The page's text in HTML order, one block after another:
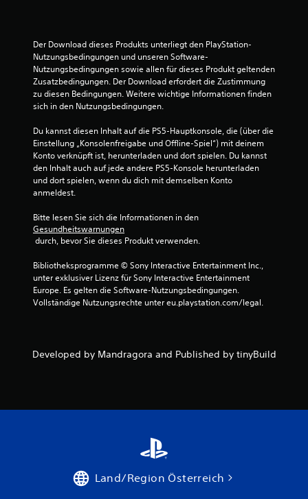
e
w
u
g
n
Der Download dieses Produkts unterliegt den PlayStation-
Nutzungsbedingungen und unseren Software-
Nutzungsbedingungen sowie allen für dieses Produkt geltenden
Zusatzbedingungen. Der Download erfordert die Zustimmung
zu diesen Bedingungen. Weitere wichtige Informationen finden
sich in den Nutzungsbedingungen.
Du kannst diesen Inhalt auf die PS5-Hauptkonsole, die (über die
Einstellung „Konsolenfreigabe und Offline-Spiel“) mit deinem
Konto verknüpft ist, herunterladen und dort spielen. Du kannst
den Inhalt auch auf jede andere PS5-Konsole herunterladen
und dort spielen, wenn du dich mit demselben Konto
anmeldest.
Bitte lesen Sie sich die Informationen in den
Gesundheitswarnungen
durch, bevor Sie dieses Produkt verwenden.
Bibliotheksprogramme © Sony Interactive Entertainment Inc.,
unter exklusiver Lizenz für Sony Interactive Entertainment
Europe. Es gelten die Software-Nutzungsbedingungen.
Vollständige Nutzungsrechte unter eu.playstation.com/legal.
Developed by Mandragora and Published by tinyBuild
Land/Region Österreich